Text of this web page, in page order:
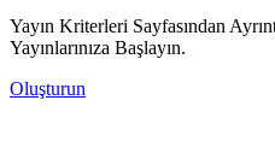
Yayın Kriterleri Sayfasından
Yayınlarınıza Başlayın.
Oluşturun